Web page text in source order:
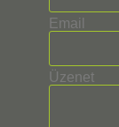
Email
Üzenet